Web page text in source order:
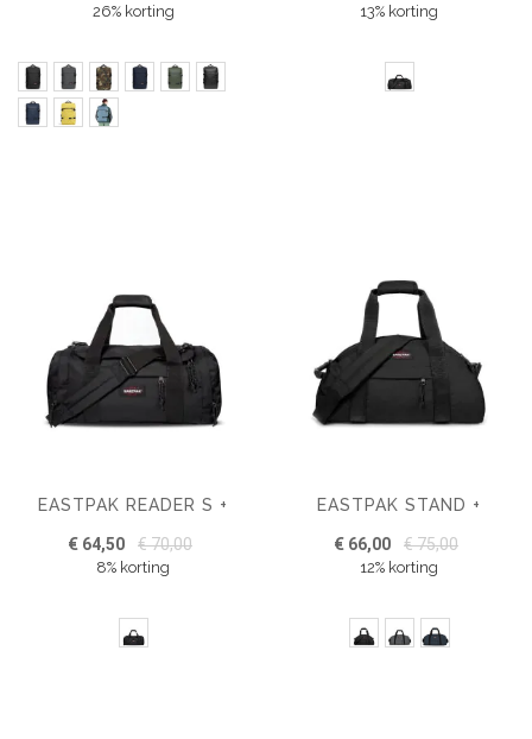
26% korting 13% korting
EASTPAK READER S +
€ 64,50 € 70,00
8% korting
EASTPAK STAND +
€ 66,00 € 75,00
12% korting